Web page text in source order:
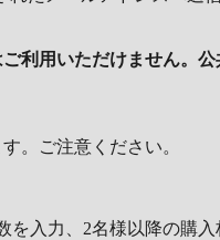
利用いただけません。
。ご注意ください。
力、2名様以降の購入